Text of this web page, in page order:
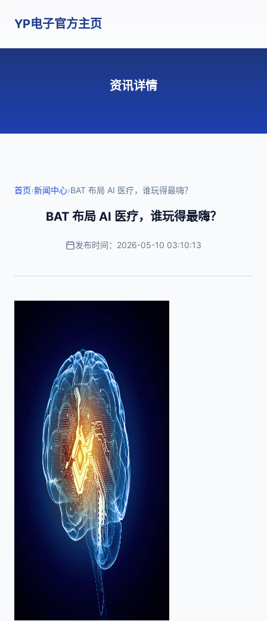
YP电子官方主页
资讯详情
首页›新闻中心›BAT 布局 AI 医疗，谁玩得最嗨？
BAT 布局 AI 医疗，谁玩得最嗨？
发布时间：2026-05-10 03:10:13